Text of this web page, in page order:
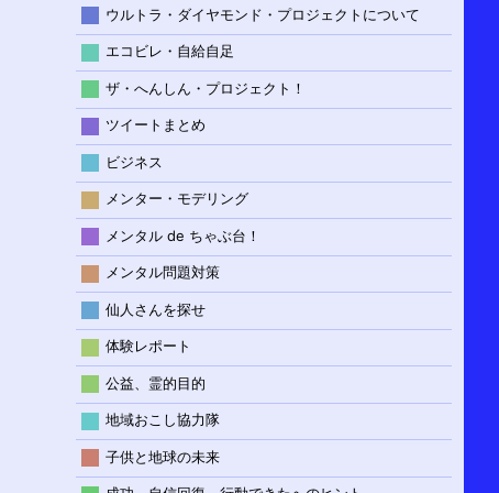
ウルトラ・ダイヤモンド・プロジェクトについて
エコビレ・自給自足
ザ・へんしん・プロジェクト！
ツイートまとめ
ビジネス
メンター・モデリング
メンタル de ちゃぶ台！
メンタル問題対策
仙人さんを探せ
体験レポート
公益、霊的目的
地域おこし協力隊
子供と地球の未来